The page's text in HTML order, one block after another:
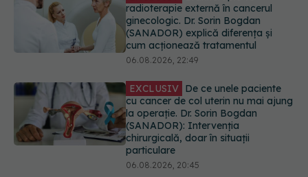
EXCLUSIV De ce unele paciente
cu cancer de col uterin nu mai ajung
la operație. Dr. Sorin Bogdan
(SANADOR): Intervenția
chirurgicală, doar în situații
06.08.2026, 20:45
Alertă în Europa după un nou caz
de hantavirus Anzi, singura tulpină
care se transmite de la om la om
06.08.2026, 20:06